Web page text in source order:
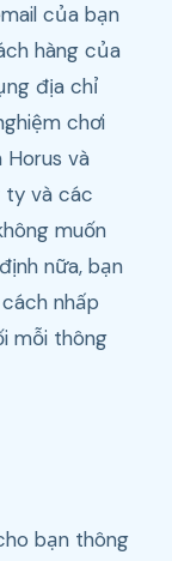
của bạn
hàng của
địa chỉ
chơi
và
ty và các
muốn
nữa, bạn
nhấp
mỗi thông
bạn thông